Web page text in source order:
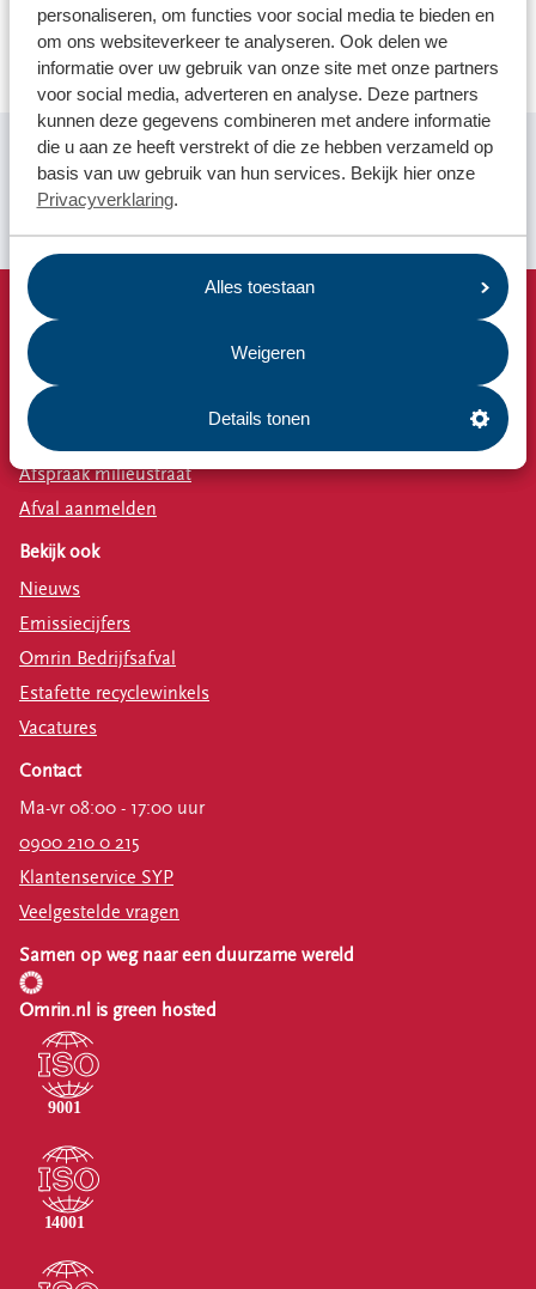
personaliseren, om functies voor social media te bieden en
om ons websiteverkeer te analyseren. Ook delen we
informatie over uw gebruik van onze site met onze partners
voor social media, adverteren en analyse. Deze partners
kunnen deze gegevens combineren met andere informatie
die u aan ze heeft verstrekt of die ze hebben verzameld op
basis van uw gebruik van hun services. Bekijk hier onze
Privacyverklaring.
Alles toestaan
Weigeren
Details tonen
Lees het inspirerende verhaal van Willemien via ons online
platform Inspireer de Wereld.
"We praten er niet alleen over, maar we doen het ook "
Snel naar
Afvalkalender
Omrin Afvalapp
Milieustraat
Afspraak milieustraat
Afval aanmelden
Bekijk ook
Nieuws
Emissiecijfers
Omrin Bedrijfsafval
Estafette recyclewinkels
Vacatures
Contact
Ma-vr 08:00 - 17:00 uur
0900 210 0 215
Klantenservice SYP
Veelgestelde vragen
Samen op weg naar een duurzame wereld
Omrin.nl is green hosted